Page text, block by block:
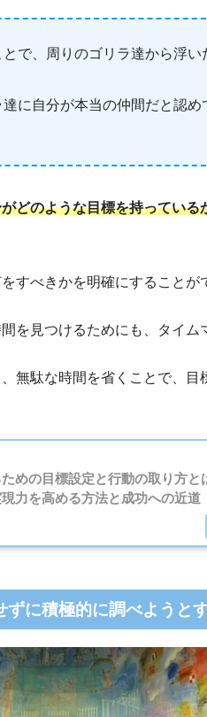
で、周りのゴリラ達から浮い
に自分が本当の仲間だと認
どのような目標を持っている
すべきかを明確にすることが
を見つけるためにも、タイム
無駄な時間を省くことで、目
めの目標設定と行動の取り方と
力を高める方法と成功への近道
に積極的に調べようとす